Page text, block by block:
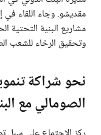
مقديشو. وجاء اللقاء في
مشاريع البنية التحتية
وتحقيق الرخاء للشعب
نحو شراكة
الصومالي مع